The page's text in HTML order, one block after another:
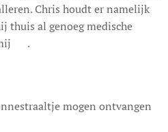
Chris houdt er namelijk
thuis al genoeg medische
😊.
mogen ontvangen